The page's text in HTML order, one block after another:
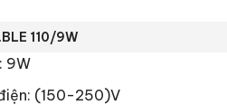
110/9W
9W
(150-250)V